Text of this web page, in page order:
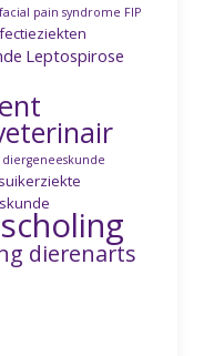
pain syndrome FIP
Leptospirose
suikerziekte
dierenarts